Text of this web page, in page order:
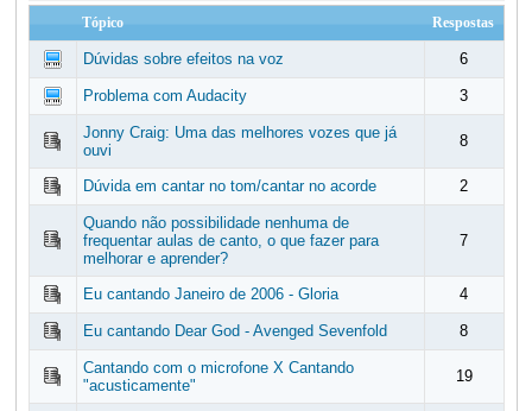
Tópico Respostas
Dúvidas sobre efeitos na voz 6
Problema com Audacity 3
Jonny Craig: Uma das melhores vozes que já
ouvi
8
Dúvida em cantar no tom/cantar no acorde 2
Quando não possibilidade nenhuma de
frequentar aulas de canto, o que fazer para
melhorar e aprender?
7
Eu cantando Janeiro de 2006 - Gloria 4
Eu cantando Dear God - Avenged Sevenfold 8
Cantando com o microfone X Cantando
"acusticamente"
19